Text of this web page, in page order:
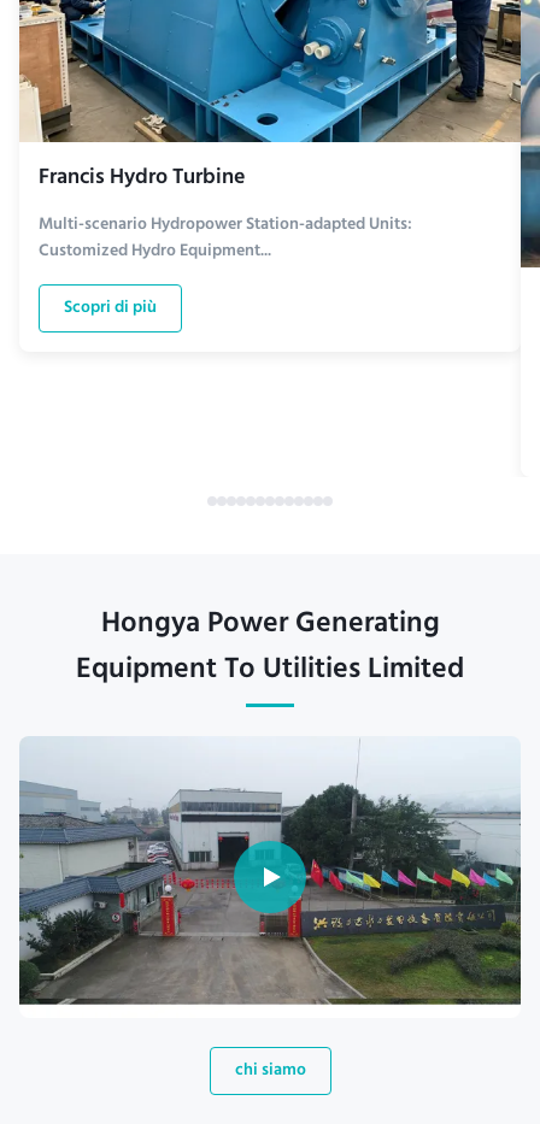
Francis Hydro Turbine
Multi-scenario Hydropower Station-adapted Units:
Customized Hydro Equipment...
Scopri di più
Hongya Power Generating
Equipment To Utilities Limited
chi siamo